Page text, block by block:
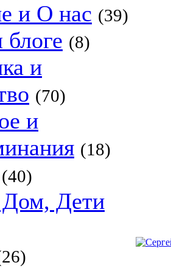
и О нас (39)
(8)
и
(70)
и
(18)
(40)
Дети